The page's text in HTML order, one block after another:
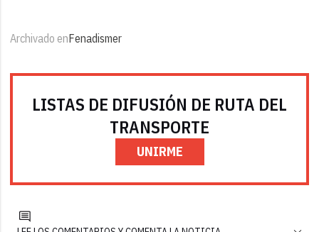
Archivado enFenadismer
LISTAS DE DIFUSIÓN DE RUTA DEL
TRANSPORTE
UNIRME